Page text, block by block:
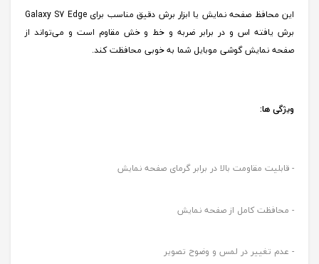
این محافظ صفحه نمایش یا ابزار برش دقیق مناسب برای Galaxy S7 Edge
برش یافته اس و در برابر ضربه و خط‌ و خش مقاوم است و می‌تواند از
صفحه نمایش گوشی موبایل شما به خوبی محافظت کند.
ویژگی ها:
- قابلیت مقاومت بالا در برابر گرمای صفحه نمایش
- محافظت کامل از صفحه نمایش
- عدم تغییر در لمس و وضوح تصویر